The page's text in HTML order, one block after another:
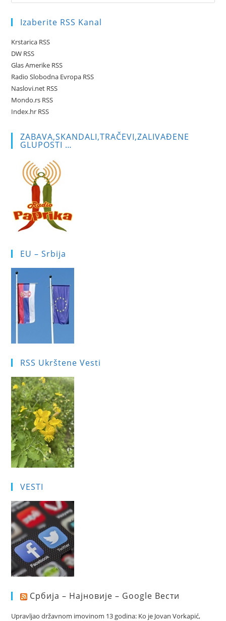
Izaberite RSS Kanal
Krstarica RSS
DW RSS
Glas Amerike RSS
Radio Slobodna Evropa RSS
Naslovi.net RSS
Mondo.rs RSS
Index.hr RSS
ZABAVA,SKANDALI,TRAČEVI,ZALIVAĐENE
GLUPOSTI …
EU – Srbija
RSS Ukrštene Vesti
VESTI
Србија – Најновије – Google Вести
Upravljao državnom imovinom 13 godina: Ko je Jovan Vorkapić,